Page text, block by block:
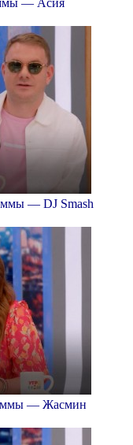
— DJ Smash
— Жасмин